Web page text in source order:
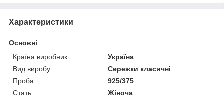
Характеристики
Основні
Країна виробник
Україна
Вид виробу
Сережки класичні
Проба
925/375
Стать
Жіноча